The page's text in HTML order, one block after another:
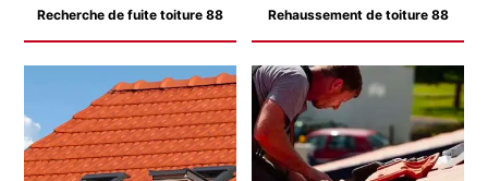
Recherche de fuite toiture 88 Rehaussement de toiture 88